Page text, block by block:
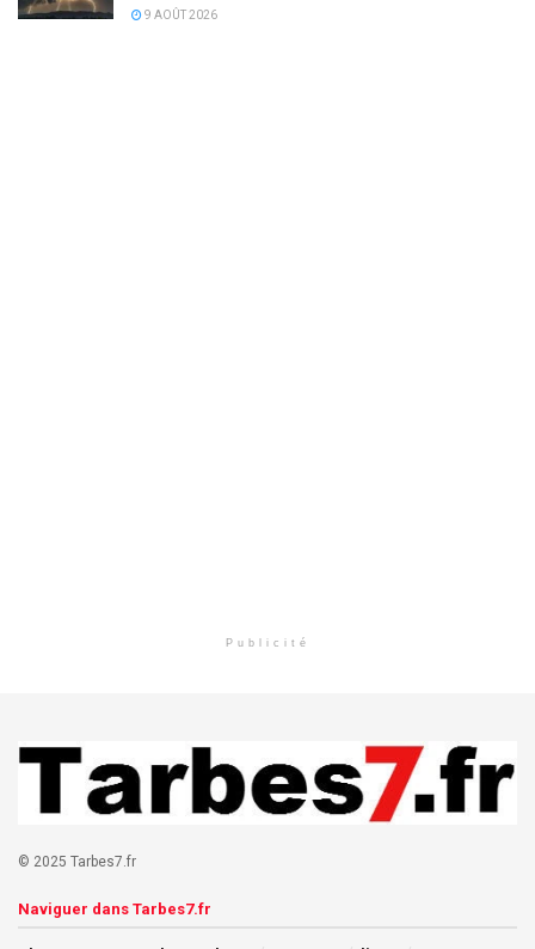
9 AOÛT 2026
Publicité
© 2025 Tarbes7.fr
Naviguer dans Tarbes7.fr